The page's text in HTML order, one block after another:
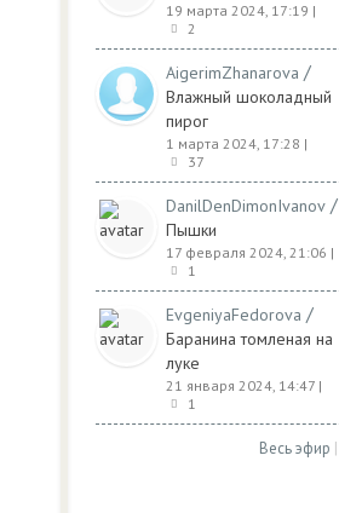
19 марта 2024, 17:19 |
2
AigerimZhanarova /
Влажный шоколадный
пирог
1 марта 2024, 17:28 |
37
DanilDenDimonIvanov /
Пышки
17 февраля 2024, 21:06 |
1
EvgeniyaFedorova /
Баранина томленая на
луке
21 января 2024, 14:47 |
1
Весь эфир |